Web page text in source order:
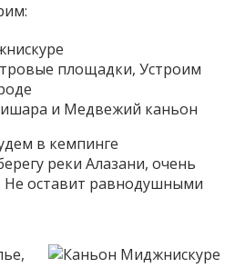
площадки, Устроим
и Медвежий каньон
в кемпинге
реки Алазани, очень
Не оставит равнодушными